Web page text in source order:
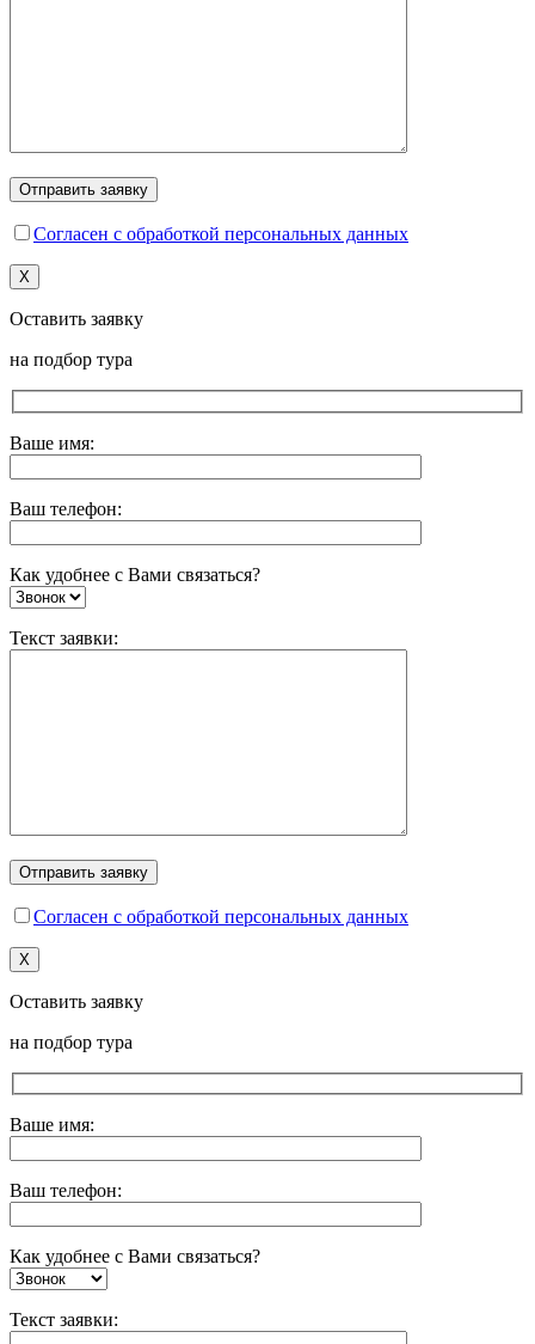
Согласен с обработкой персональных данных
X
Оставить заявку
на подбор тура
Ваше имя:
Ваш телефон:
Как удобнее с Вами связаться?
Текст заявки:
Согласен с обработкой персональных данных
X
Оставить заявку
на подбор тура
Ваше имя:
Ваш телефон:
Как удобнее с Вами связаться?
Текст заявки: